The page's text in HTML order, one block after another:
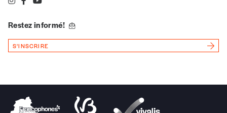
Restez informé!
S'INSCRIRE